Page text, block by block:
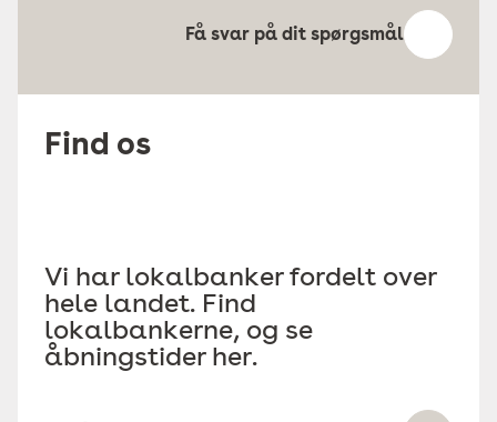
Få svar på dit spørgsmål
Find os
Vi har lokalbanker fordelt over
hele landet. Find
lokalbankerne, og se
åbningstider her.